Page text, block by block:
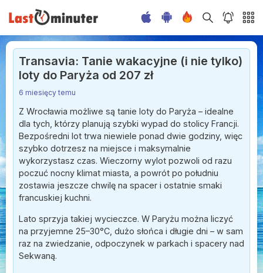
Transavia: Tanie wakacyjne (i nie tylko)
loty do Paryża od 207 zł
6 miesięcy temu
Z Wrocławia możliwe są tanie loty do Paryża – idealne
dla tych, którzy planują szybki wypad do stolicy Francji.
Bezpośredni lot trwa niewiele ponad dwie godziny, więc
szybko dotrzesz na miejsce i maksymalnie
wykorzystasz czas. Wieczorny wylot pozwoli od razu
poczuć nocny klimat miasta, a powrót po południu
zostawia jeszcze chwilę na spacer i ostatnie smaki
francuskiej kuchni.
Lato sprzyja takiej wycieczce. W Paryżu można liczyć
na przyjemne 25–30°C, dużo słońca i długie dni – w sam
raz na zwiedzanie, odpoczynek w parkach i spacery nad
Sekwaną.